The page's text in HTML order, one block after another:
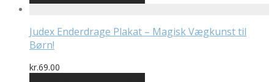
Judex Enderdrage Plakat – Magisk Vægkunst til
Børn!
kr.69.00